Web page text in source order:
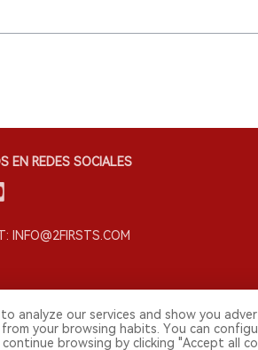
EN REDES SOCIALES
INFO@2FIRSTS.COM
analyze our services and show you
your browsing habits. You can
browsing by clicking "Accept all